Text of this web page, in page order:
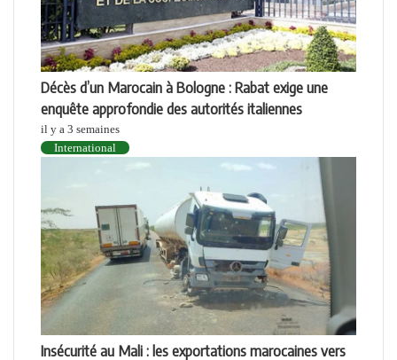
Décès d’un Marocain à Bologne : Rabat exige une
enquête approfondie des autorités italiennes
il y a 3 semaines
International
Insécurité au Mali : les exportations marocaines vers